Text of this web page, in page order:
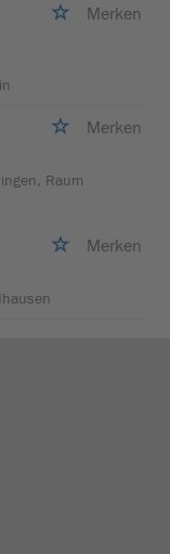
Merken
Merken
Raum
Merken